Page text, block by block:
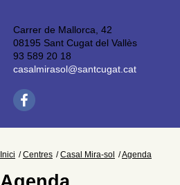
Carrer de Mallorca, 42
08195 Sant Cugat del Vallès
93 589 20 18
casalmirasol@santcugat.cat
Inici Centres Casal Mira-sol Agenda